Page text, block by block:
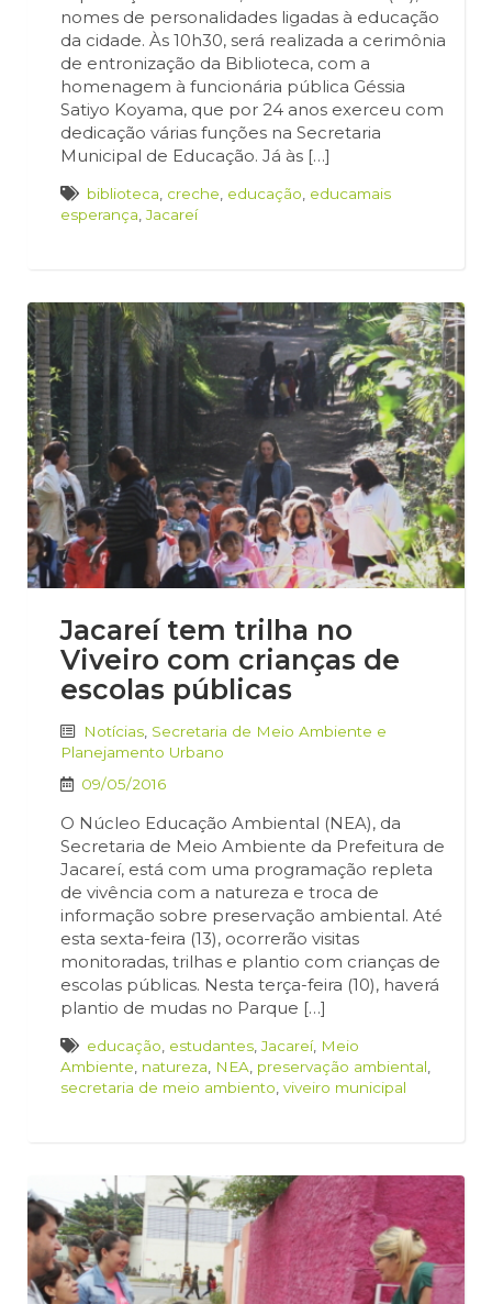
nomes de personalidades ligadas à educação
da cidade. Às 10h30, será realizada a cerimônia
de entronização da Biblioteca, com a
homenagem à funcionária pública Géssia
Satiyo Koyama, que por 24 anos exerceu com
dedicação várias funções na Secretaria
Municipal de Educação. Já às […]
biblioteca creche educação educamais
esperança ,Jacareí
Jacareí tem trilha no
Viveiro com crianças de
escolas públicas
Notícias Secretaria de Meio Ambiente e
Planejamento Urbano
09/05/2016
O Núcleo Educação Ambiental (NEA), da
Secretaria de Meio Ambiente da Prefeitura de
Jacareí, está com uma programação repleta
de vivência com a natureza e troca de
informação sobre preservação ambiental. Até
esta sexta-feira (13), ocorrerão visitas
monitoradas, trilhas e plantio com crianças de
escolas públicas. Nesta terça-feira (10), haverá
plantio de mudas no Parque […]
educação estudantes ,Jacareí, Meio
Ambiente natureza NEA preservação ambiental
secretaria de meio ambiento viveiro municipal